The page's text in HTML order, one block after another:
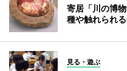
寄居「川の博
種や触れられ
見る・遊ぶ